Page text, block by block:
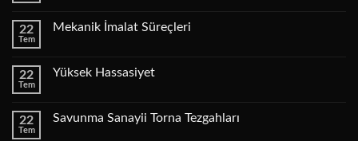
Kalite
22
Tem
Mekanik İmalat Süreçleri
İmalat
22
Tem
Yüksek Hassasiyet
Hassasiyet
22
Tem
Savunma Sanayii Torna Tezgahları